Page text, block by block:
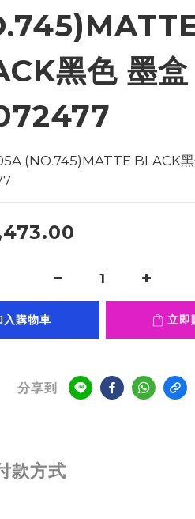
黑色 墨盒
(NO.745)MATTE BLACK
入購物車 立即
分享到
款方式